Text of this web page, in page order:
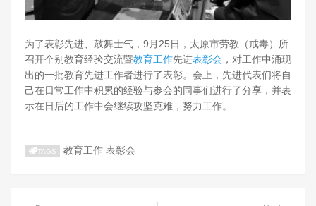
为了表彰先进、鼓舞士气，9月25日，太原市劳教（戒毒）所
召开个别教育经验交流暨教育工作先进表彰会 ，对工作中涌现
出的一批教育先进工作者进行了表彰。会上，先进代表们将自
己在日常工作中积累的经验与参会的同事们进行了分享，并表
示在日后的工作中会继续攻坚克难，努力工作。
TAGS 教育工作 表彰会